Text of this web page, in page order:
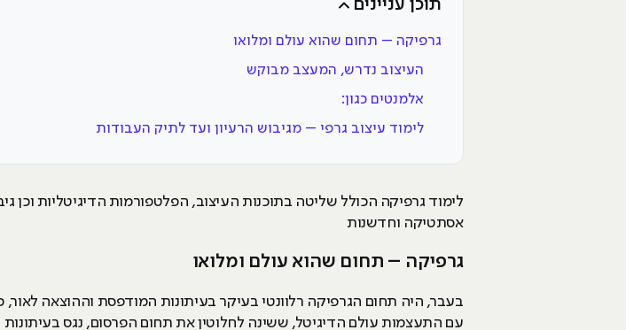
תוכן עניינים
גרפיקה – תחום שהוא עולם ומלואו
העיצוב נדרש, המעצב מבוקש
אלמנטים כגון:
לימוד עיצוב גרפי – מגיבוש הרעיון ועד לתיק העבודות
לימוד גרפיקה הכולל שליטה בתוכנות העיצוב, הפלטפורמות הדיגיטליות
אסתטיקה וחדשנות
גרפיקה – תחום שהוא עולם ומלואו
בעבר, היה תחום הגרפיקה רלוונטי בעיקר בעיתונות המודפסת וההוצאה
עם התעצמות עולם הדיגיטל, ששינה לחלוטין את תחום הפרסום, נגס